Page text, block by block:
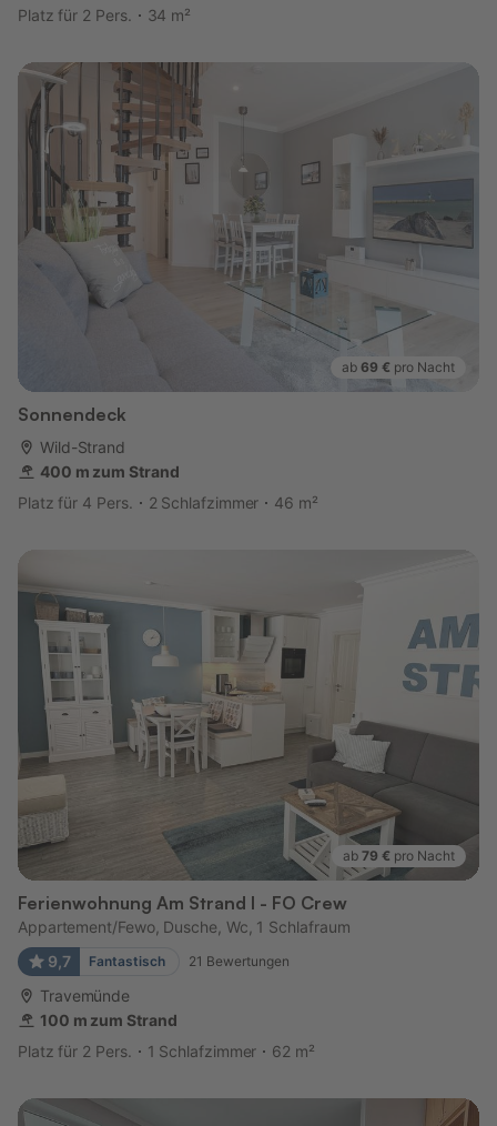
Platz für 2 Pers.
34 m²
ab 69 € pro Nacht
Sonnendeck
Wild-Strand
400 m zum Strand
Platz für 4 Pers.
2 Schlafzimmer 46 m²
ab 79 € pro Nacht
Ferienwohnung Am Strand I - FO Crew
Appartement/Fewo, Dusche, Wc, 1 Schlafraum
9,7
Fantastisch 21 Bewertungen
Travemünde
100 m zum Strand
Platz für 2 Pers.
1 Schlafzimmer 62 m²